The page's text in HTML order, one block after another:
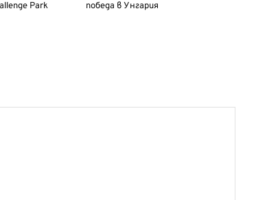
Park
победа в Унгария